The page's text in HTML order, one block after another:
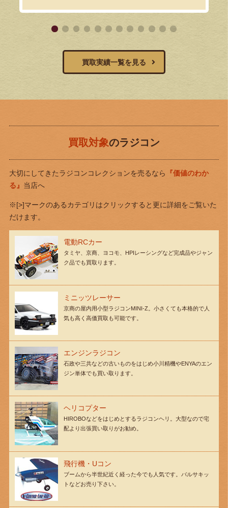
買取実績一覧を見る
買取対象のラジコン
大切にしてきたラジコンコレクションを売るなら
『価値のわか
る』 当店へ
※[>]マークのあるカテゴリはクリックすると更に詳細をご覧いた
だけます。
電動RCカー
タミヤ、京商、ヨコモ、HPIレーシングなど完成品やジャン
ク品でも買取ります。
ミニッツレーサー
京商の屋内用小型ラジコンMINI-Z。小さくても本格的で人
気も高く高価買取も可能です。
エンジンラジコン
石政や三共などの古いものをはじめ小川精機やENYAのエン
ジン単体でも買い取ります。
ヘリコプター
HIROBOなどをはじめとするラジコンヘリ。大型なので宅
配より出張買い取りがお勧め。
飛行機・Uコン
ブームから半世紀近く経った今でも人気です。バルサキッ
トなどお売り下さい。